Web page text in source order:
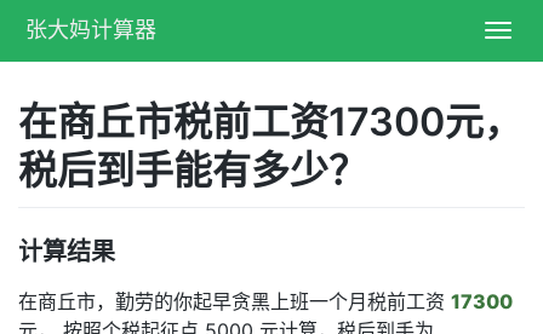
张大妈计算器
在商丘市税前工资17300元，
税后到手能有多少？
计算结果
在商丘市，勤劳的你起早贪黑上班一个月税前工资 17300